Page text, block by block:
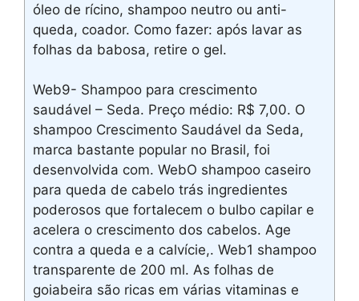
óleo de rícino, shampoo neutro ou anti-
queda, coador. Como fazer: após lavar as
folhas da babosa, retire o gel.
Web9- Shampoo para crescimento
saudável – Seda. Preço médio: R$ 7,00. O
shampoo Crescimento Saudável da Seda,
marca bastante popular no Brasil, foi
desenvolvida com. WebO shampoo caseiro
para queda de cabelo trás ingredientes
poderosos que fortalecem o bulbo capilar e
acelera o crescimento dos cabelos. Age
contra a queda e a calvície,. Web1 shampoo
transparente de 200 ml. As folhas de
goiabeira são ricas em várias vitaminas e